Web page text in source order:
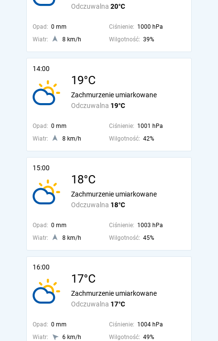
Odczuwalna 20°C
Opad: 0 mm Ciśnienie: 1000 hPa
Wiatr:
8 km/h Wilgotność: 39%
14:00
19°C
Odczuwalna 19°C
Zachmurzenie umiarkowane
Opad: 0 mm Ciśnienie: 1001 hPa
Wiatr:
8 km/h Wilgotność: 42%
15:00
18°C
Odczuwalna 18°C
Zachmurzenie umiarkowane
Opad: 0 mm Ciśnienie: 1003 hPa
Wiatr:
8 km/h Wilgotność: 45%
16:00
17°C
Odczuwalna 17°C
Zachmurzenie umiarkowane
Opad: 0 mm Ciśnienie: 1004 hPa
Wiatr:
6 km/h Wilgotność: 49%